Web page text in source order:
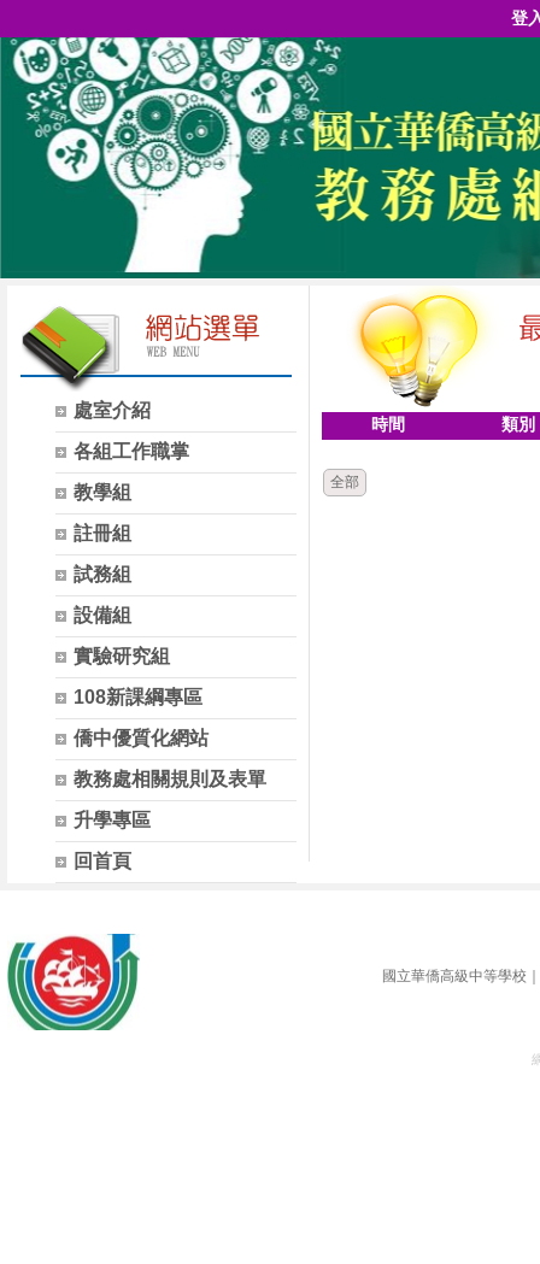
登
處室介紹
各組工作職掌
教學組
註冊組
試務組
設備組
實驗研究組
108新課綱專區
僑中優質化網站
教務處相關規則及表單
升學專區
回首頁
時間 類別
全部
國立華僑高級中等學校